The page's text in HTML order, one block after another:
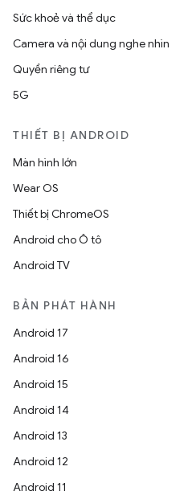
Sức khoẻ và thể dục
Camera và nội dung nghe nhìn
Quyền riêng tư
5G
THIẾT BỊ ANDROID
Màn hình lớn
Wear OS
Thiết bị ChromeOS
Android cho Ô tô
Android TV
BẢN PHÁT HÀNH
Android 17
Android 16
Android 15
Android 14
Android 13
Android 12
Android 11